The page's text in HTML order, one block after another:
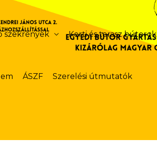
szekrények Kerti és terasz bútorok
ÁSZF Szerelési útmutatók